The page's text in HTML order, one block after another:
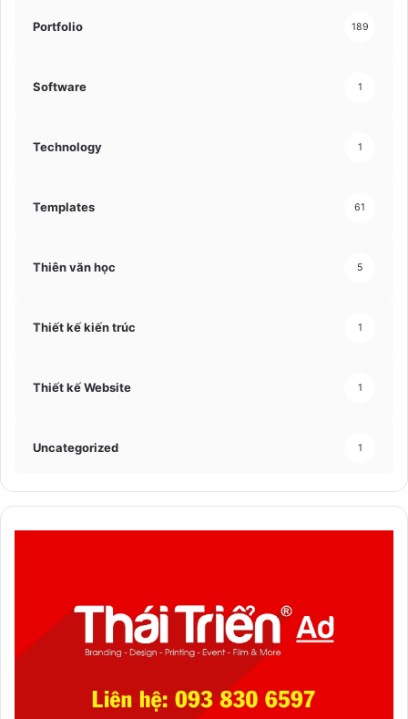
Portfolio 189
Software 1
Technology 1
Templates 61
Thiên văn học 5
Thiết kế kiến trúc 1
Thiết kế Website 1
Uncategorized 1